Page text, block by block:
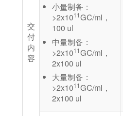
交
付
内
容
⼩量制备：
>2x1011GC/ml，
100 ul
中量制备：
>2x1011GC/ml，
2x100 ul
⼤量制备：
>2x1011GC/ml，
2x100 ul